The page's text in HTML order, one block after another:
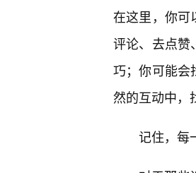
在这里，你可
评论、去点赞
巧；你可能会
然的互动中，
记住，每